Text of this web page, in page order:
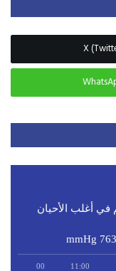
X
في أغلب الأحيان
763
mmHg
11:00
12:00